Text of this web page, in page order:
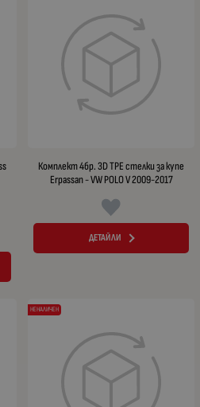
Комплект 4бр. 3D TPE стелки за купе
Erpassan - VW POLO V 2009-2017
ДЕТАЙЛИ
НЕНАЛИЧЕН